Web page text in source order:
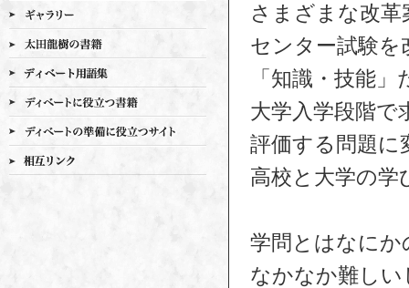
さまざまな改
センター試験を
「知識・技能
大学入学段階で
評価する問題に
高校と大学の学
学問とはなにか
なかなか難しい